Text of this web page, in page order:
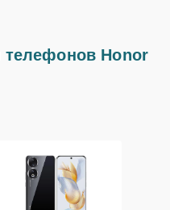
телефонов Honor